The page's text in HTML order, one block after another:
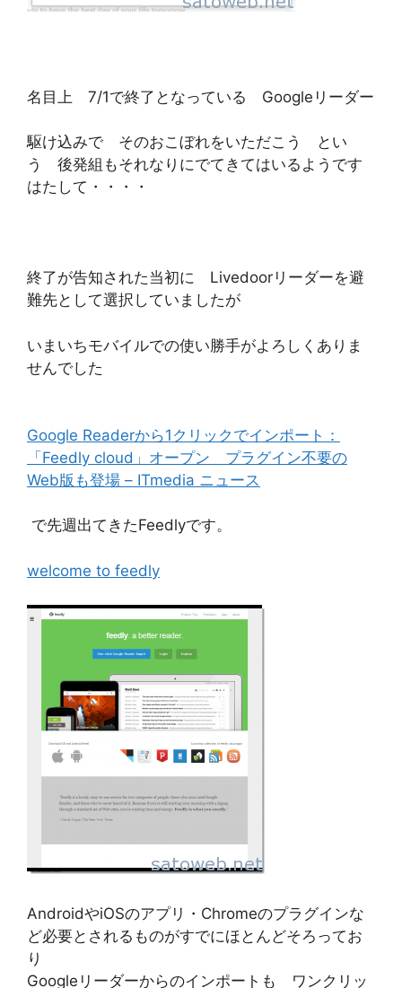
名目上 7/1で終了となっている Googleリーダー
駆け込みで そのおこぼれをいただこう とい
う 後発組もそれなりにでてきてはいるようです
はたして・・・・
終了が告知された当初に Livedoorリーダーを避
難先として選択していましたが
いまいちモバイルでの使い勝手がよろしくありま
せんでした
Google Readerから1クリックでインポート：
「Feedly cloud」オープン プラグイン不要の
Web版も登場 – ITmedia ニュース
で先週出てきたFeedlyです。
welcome to feedly
AndroidやiOSのアプリ・Chromeのプラグインな
ど必要とされるものがすでにほとんどそろってお
り
Googleリーダーからのインポートも ワンクリッ